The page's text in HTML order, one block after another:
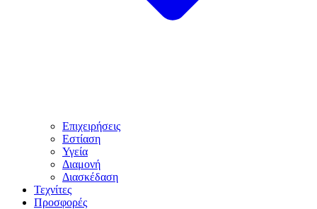
Επιχειρήσεις
Εστίαση
Υγεία
Διαμονή
Διασκέδαση
Τεχνίτες
Προσφορές